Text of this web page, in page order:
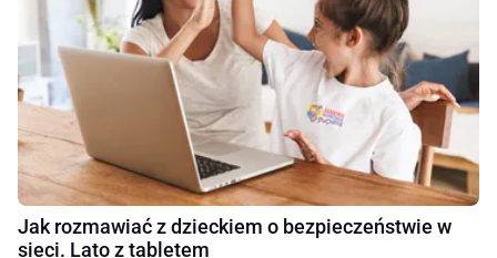
Jak rozmawiać z dzieckiem o bezpieczeństwie w
sieci. Lato z tabletem